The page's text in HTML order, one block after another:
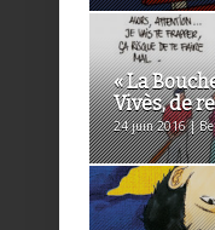
« La
Vivès, de
24 juin 2016 |